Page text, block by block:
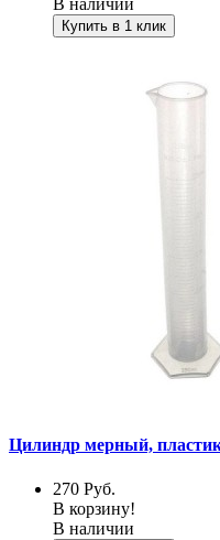
В наличии
Купить в 1 клик
Цилиндр мерный,
270 Руб.
В корзину!
В наличии